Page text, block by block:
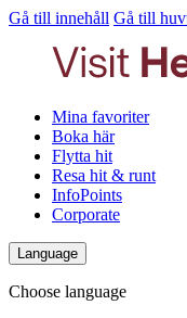
Gå till innehåll Gå till
Mina favoriter
Boka här
Flytta hit
Resa hit & runt
InfoPoints
Corporate
Language
Choose language